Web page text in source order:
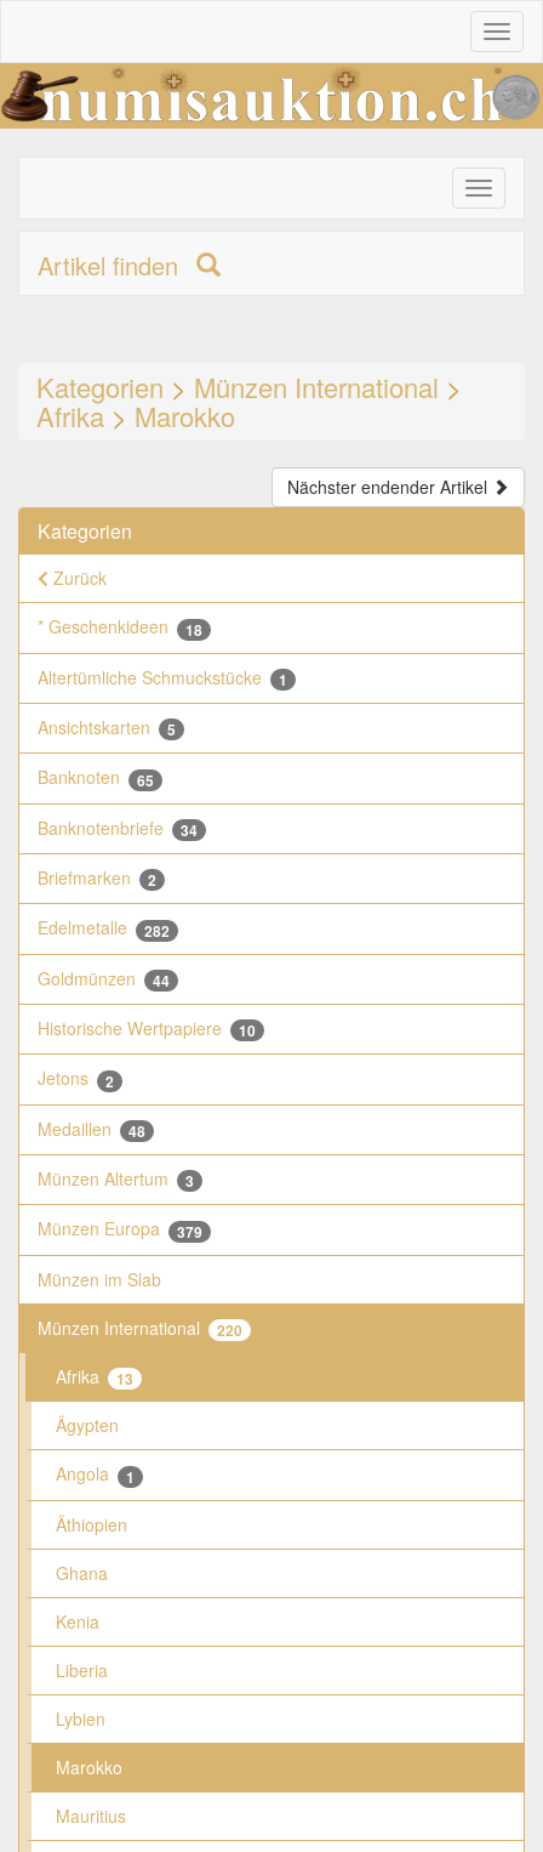
Toggle
primary
Artikel finden
Kategorien > Münzen International >
Afrika > Marokko
Nächster endender Artikel
Kategorien
Zurück
* Geschenkideen
18
Altertümliche Schmuckstücke 1
Ansichtskarten 5
Banknoten 65
Banknotenbriefe 34
Briefmarken 2
Edelmetalle 282
Goldmünzen 44
Historische Wertpapiere 10
Jetons 2
Medaillen 48
Münzen Altertum 3
Münzen Europa 379
Münzen im Slab
Münzen International
220
Afrika 13
Ägypten
Angola
1
Äthiopien
Ghana
Kenia
Liberia
Lybien
Marokko
Mauritius